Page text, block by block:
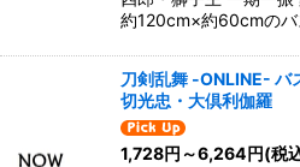
約120cm×約60cmのバ
刀剣乱舞 -ONLINE- バ
切光忠・大倶利伽羅
1,728円 ～6,264円(税